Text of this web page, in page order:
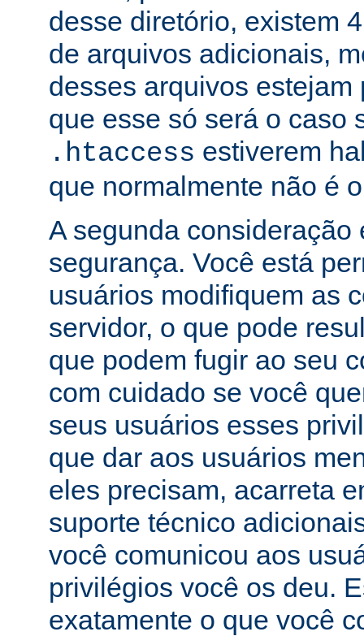
desse diretório, existem
de arquivos adicionais,
desses arquivos estejam
que esse só será o caso
.htaccess estiverem
que normalmente não é
A segunda consideração
segurança. Você está
usuários modifiquem as
servidor, o que pode
que podem fugir ao seu
com cuidado se você
seus usuários esses
que dar aos usuários
eles precisam, acarreta
suporte técnico
você comunicou aos
privilégios você os deu.
exatamente o que você